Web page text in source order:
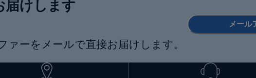
届けします
ァーをメールで直接お届けします。
メール